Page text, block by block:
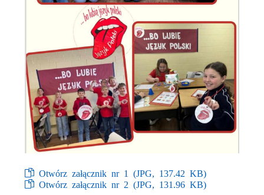
Otwórz załącznik nr 1 (JPG , 137.42 KB)
Otwórz załącznik nr 2 (JPG , 131.96 KB)